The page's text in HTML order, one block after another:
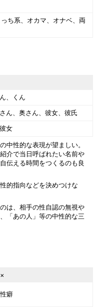
ち系、オカマ、オナベ、両
、くん
ん、奥さん、彼女、彼氏
女
中性的な表現が望ましい。
介で当日呼ばれたい名前や
伝える時間をつくるのも良
的指向などを決めつけな
は、相手の性自認の無視や
「あの人」等の中性的な三
×
性癖